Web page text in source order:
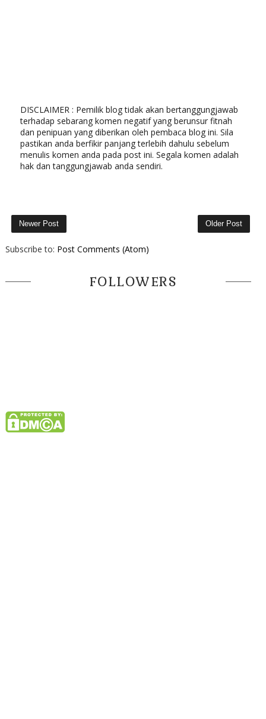
DISCLAIMER : Pemilik blog tidak akan bertanggungjawab
terhadap sebarang komen negatif yang berunsur fitnah
dan penipuan yang diberikan oleh pembaca blog ini. Sila
pastikan anda berfikir panjang terlebih dahulu sebelum
menulis komen anda pada post ini. Segala komen adalah
hak dan tanggungjawab anda sendiri.
Newer Post Older Post
Subscribe to: Post Comments (Atom)
FOLLOWERS